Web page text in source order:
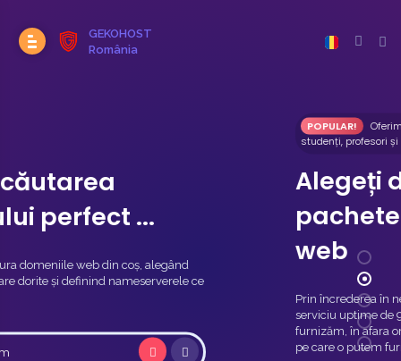
GEKOHOST
România
Oferim un discount de 50% reducere pentru
Alegeți dintr-o gamă de
pachete de gazduire
Prin încrederea în nevoile dvs. de afaceri, vă promit un
serviciu uptime de 99,9% pentru orice servicii pe care le
furnizăm, în afara oricărei activități de întreținere standard
pe care o putem furniza.